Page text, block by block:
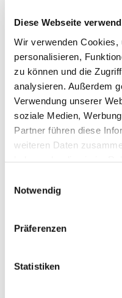
Diese Webseite
Wir verwenden Cookies,
personalisieren,
zu können und die
analysieren. Außerdem
Verwendung unserer
soziale Medien,
Partner führen diese
weiteren Daten
Notwendig
Präferenzen
Statistiken